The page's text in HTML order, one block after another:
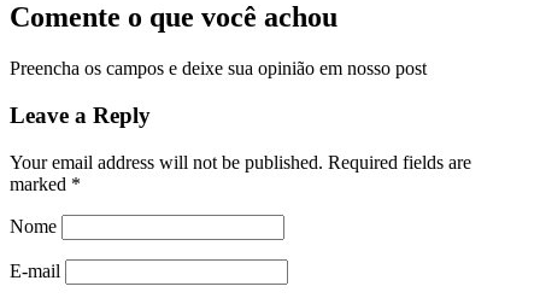
Comente o que você achou
Preencha os campos e deixe sua opinião em nosso post
Leave a Reply
Your email address will not be published. Required fields are
marked *
Nome
E-mail